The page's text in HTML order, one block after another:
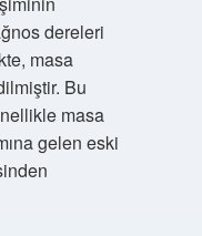
dereleri
masa
Bu
masa
gelen eski